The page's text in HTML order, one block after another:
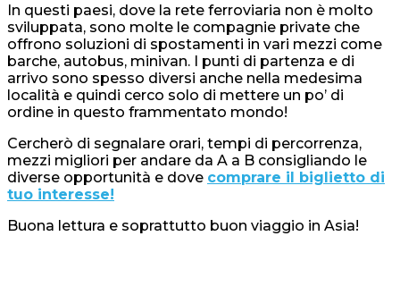
In questi paesi, dove la rete ferroviaria non è molto
sviluppata, sono molte le compagnie private che
offrono soluzioni di spostamenti in vari mezzi come
barche, autobus, minivan. I punti di partenza e di
arrivo sono spesso diversi anche nella medesima
località e quindi cerco solo di mettere un po’ di
ordine in questo frammentato mondo!
Cercherò di segnalare orari, tempi di percorrenza,
mezzi migliori per andare da A a B consigliando le
diverse opportunità e dove comprare il biglietto di
tuo interesse!
Buona lettura e soprattutto buon viaggio in Asia!